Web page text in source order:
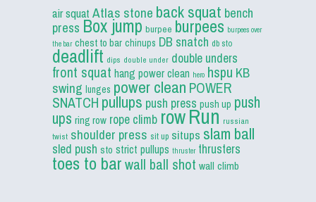
air squat Atlas stone back squat bench
press Box jump burpee burpees burpees over
the bar chest to bar chinups DB snatch db sto
deadlift dips double under double unders
front squat hang power clean hero hspu KB
swing lunges power clean POWER
SNATCH pullups push press push up push
ups ring row rope climb rowRun russian
twist shoulder press sit up situps slam ball
sled push sto strict pullups thruster thrusters
toes to barwall ball shot wall climb